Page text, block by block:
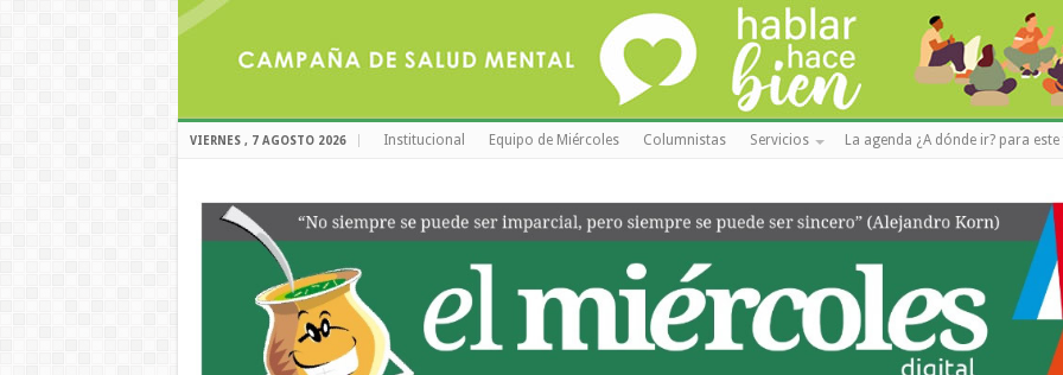
VIERNES , 7 AGOSTO 2026 Institucional Equipo de Miércoles Columnistas Servicios La agenda ¿A dónde ir? para este